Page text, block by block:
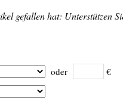
gefallen hat: Unterstützen
oder €